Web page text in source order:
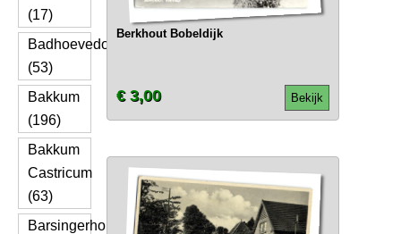
(17)
Badhoevedorp
(53)
Bakkum
(196)
Bakkum
Castricum
(63)
Barsingerhorn
Berkhout Bobeldijk
Bekijk
€ 3,00